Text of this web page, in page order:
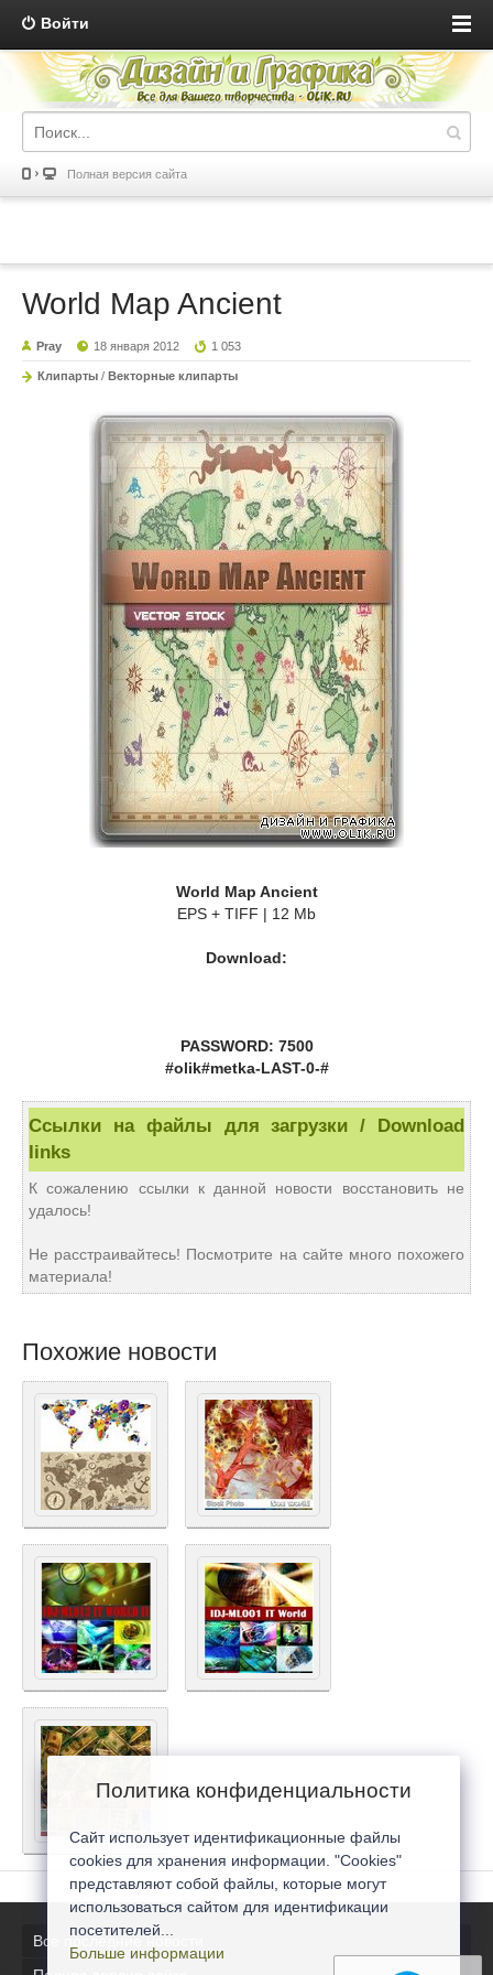
Войти
Полная версия сайта
World Map Ancient
Pray 18 января 2012 1 053
Клипарты / Векторные клипарты
World Map Ancient
EPS + TIFF | 12 Mb
Download:
PASSWORD: 7500
#olik#metka-LAST-0-#
Ссылки на файлы для загрузки / Download
links
К сожалению ссылки к данной новости восстановить не
удалось!
Не расстраивайтесь! Посмотрите на сайте много похожего
материала!
Похожие новости
Все последние новости
Политика конфиденциальности
Сайт использует идентификационные файлы
cookies для хранения информации. "Cookies"
представляют собой файлы, которые могут
использоваться сайтом для идентификации
посетителей...
Больше информации